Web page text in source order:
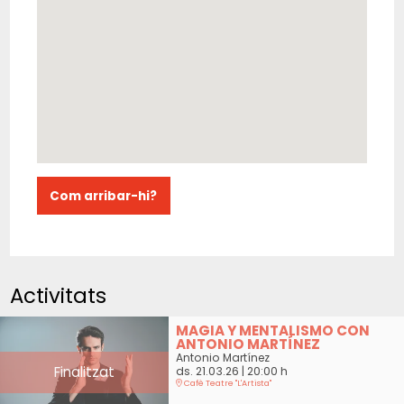
Com arribar-hi?
Activitats
Finalitzat
MAGIA Y MENTALISMO CON
ANTONIO MARTÍNEZ
Antonio Martínez
ds. 21.03.26 | 20:00 h
Cafè Teatre "L'Artista"